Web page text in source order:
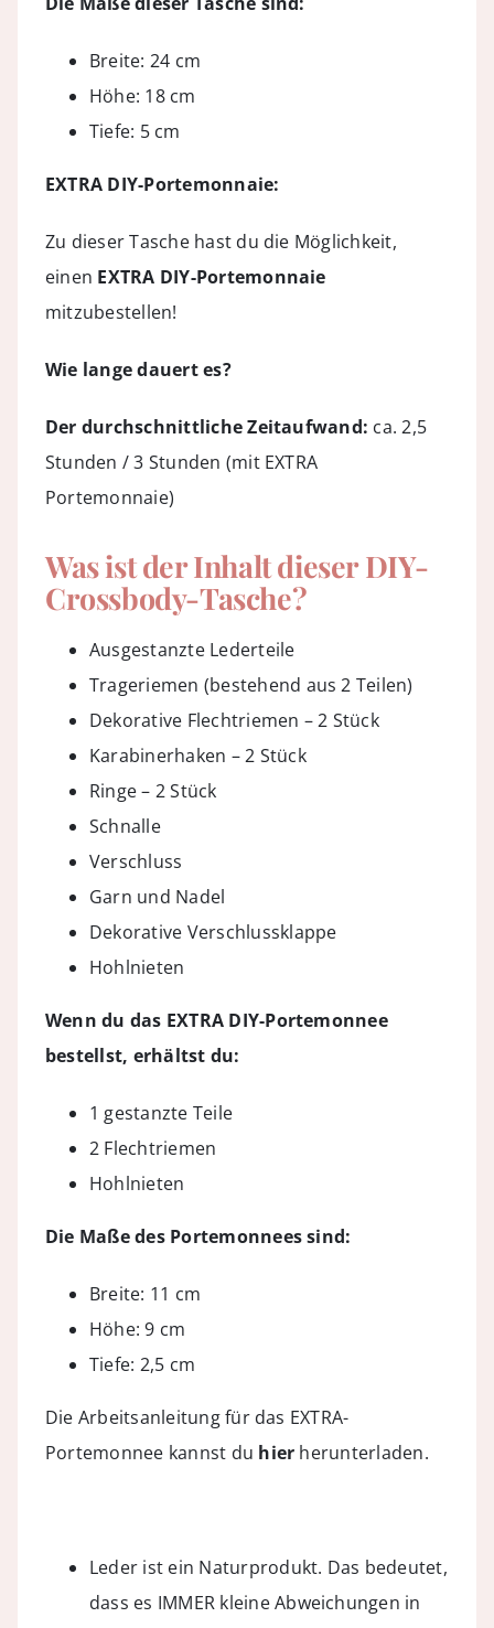
Breite: 24 cm
Höhe: 18 cm
Tiefe: 5 cm
EXTRA DIY-Portemonnaie:
Zu dieser Tasche hast du die Möglichkeit,
einen EXTRA DIY-Portemonnaie
mitzubestellen!
Wie lange dauert es?
Der durchschnittliche Zeitaufwand: ca. 2,5
Stunden / 3 Stunden (mit EXTRA
Portemonnaie)
Was ist der Inhalt dieser DIY-
Crossbody-Tasche?
Ausgestanzte Lederteile
Trageriemen (bestehend aus 2 Teilen)
Dekorative Flechtriemen – 2 Stück
Karabinerhaken – 2 Stück
Ringe – 2 Stück
Schnalle
Verschluss
Garn und Nadel
Dekorative Verschlussklappe
Hohlnieten
Wenn du das EXTRA DIY-Portemonnee
bestellst, erhältst du:
1 gestanzte Teile
2 Flechtriemen
Hohlnieten
Die Maße des Portemonnees sind:
Breite: 11 cm
Höhe: 9 cm
Tiefe: 2,5 cm
Die Arbeitsanleitung für das EXTRA-
Portemonnee kannst du hier herunterladen.
Leder ist ein Naturprodukt. Das bedeutet,
dass es IMMER kleine Abweichungen in